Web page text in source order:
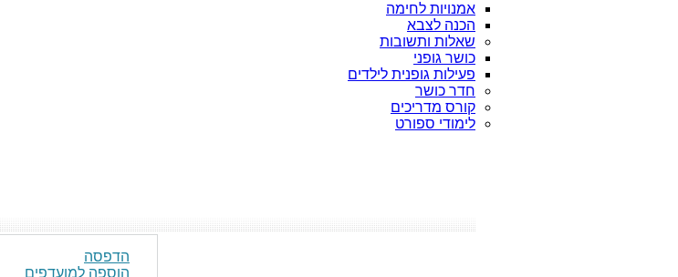
אמנויות לחימה
הכנה לצבא
שאלות ותשובות
כושר גופני
פעילות גופנית לילדים
חדר כושר
קורס מדריכים
לימודי ספורט
הדפסה
הוספה למועדפים